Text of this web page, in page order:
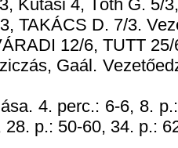
Kutasi 4, Tóth G. 5/
TAKÁCS D. 7/3.
12/6, TUTT
Gaál.
4. perc.: 6-6, 8.
p.: 50-60, 34. p.: